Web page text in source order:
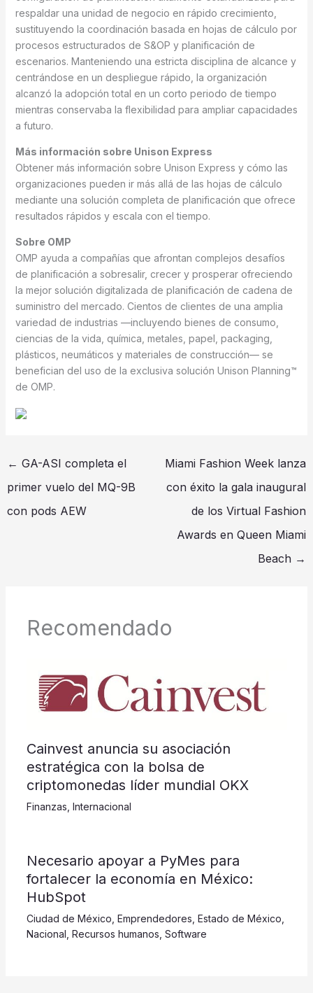
respaldar una unidad de negocio en rápido crecimiento,
sustituyendo la coordinación basada en hojas de cálculo por
procesos estructurados de S&OP y planificación de
escenarios. Manteniendo una estricta disciplina de alcance y
centrándose en un despliegue rápido, la organización
alcanzó la adopción total en un corto periodo de tiempo
mientras conservaba la flexibilidad para ampliar capacidades
a futuro.
Más información sobre Unison Express
Obtener más información sobre Unison Express y cómo las
organizaciones pueden ir más allá de las hojas de cálculo
mediante una solución completa de planificación que ofrece
resultados rápidos y escala con el tiempo.
Sobre OMP
OMP ayuda a compañías que afrontan complejos desafíos
de planificación a sobresalir, crecer y prosperar ofreciendo
la mejor solución digitalizada de planificación de cadena de
suministro del mercado. Cientos de clientes de una amplia
variedad de industrias —incluyendo bienes de consumo,
ciencias de la vida, química, metales, papel, packaging,
plásticos, neumáticos y materiales de construcción— se
benefician del uso de la exclusiva solución Unison Planning™
de OMP.
← GA-ASI completa el
primer vuelo del MQ-9B
con pods AEW
Miami Fashion Week lanza
con éxito la gala inaugural
de los Virtual Fashion
Awards en Queen Miami
Beach →
Recomendado
Cainvest anuncia su asociación
estratégica con la bolsa de
criptomonedas líder mundial OKX
Finanzas Internacional
​​​​​Necesario apoyar a PyMes para
fortalecer la economía en México:
HubSpot
Ciudad de México Emprendedores Estado de México
Nacional Recursos humanos Software